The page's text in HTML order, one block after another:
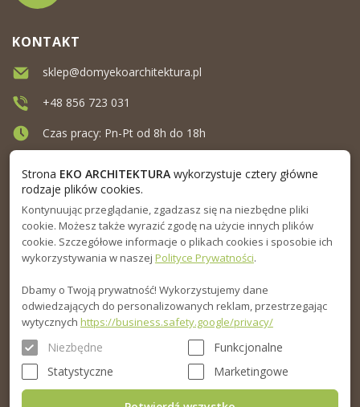
MENU
INFORMACJA
PORADNIK
KONTAKT
sklep@domyekoarchitektura.pl
+48 856 723 031
Czas pracy: Pn-Pt od 8h do 18h
Strona EKO ARCHITEKTURAwykorzystuje cztery główne
rodzaje plików cookies.
Kontynuując przeglądanie, zgadzasz się na niezbędne pliki
cookie. Możesz także wyrazić zgodę na użycie innych plików
cookie. Szczegółowe informacje o plikach cookies i sposobie ich
wykorzystywania w naszej Polityce Prywatności.
Dbamy o Twoją prywatność! Wykorzystujemy dane
odwiedzających do personalizowanych reklam, przestrzegając
wytycznych https://business.safety.google/privacy/
Niezbędne
Funkcjonalne
Statystyczne
Marketingowe